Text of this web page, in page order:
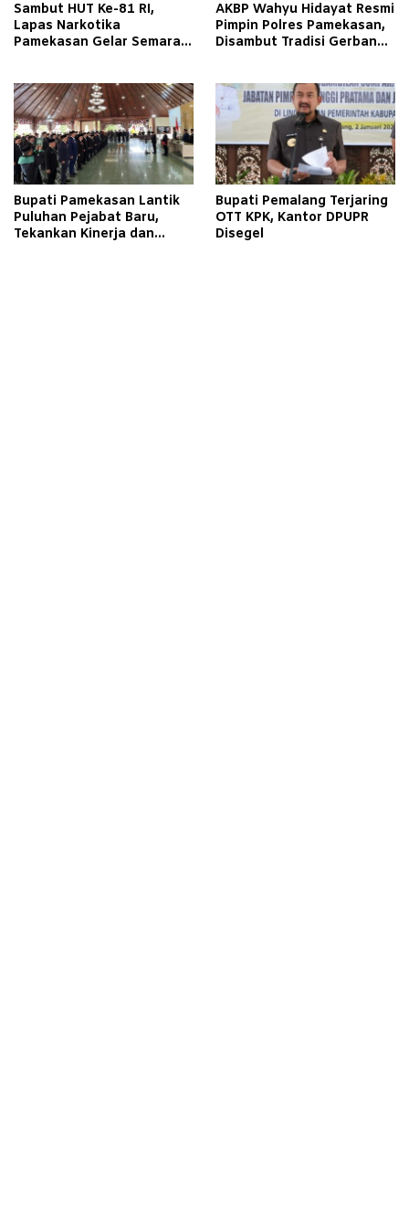
Sambut HUT Ke-81 RI,
Lapas Narkotika
Pamekasan Gelar Semarak
AKBP Wahyu Hidayat Resmi
Pimpin Polres Pamekasan,
Disambut Tradisi Gerbang
Bupati Pamekasan Lantik
Puluhan Pejabat Baru,
Tekankan Kinerja dan
Bupati Pemalang Terjaring
OTT KPK, Kantor DPUPR
Disegel